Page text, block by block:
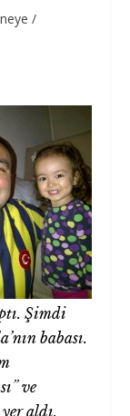
/
Şimdi
babası.
ve
aldı.